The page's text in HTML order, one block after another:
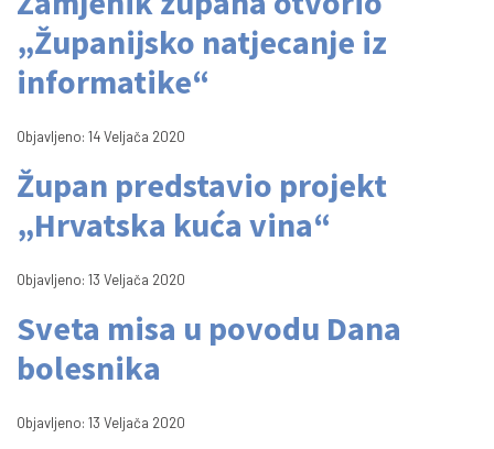
„Županijsko natjecanje iz
informatike“
Objavljeno: 14 Veljača 2020
Župan predstavio projekt
„Hrvatska kuća vina“
Objavljeno: 13 Veljača 2020
Sveta misa u povodu Dana
bolesnika
Objavljeno: 13 Veljača 2020